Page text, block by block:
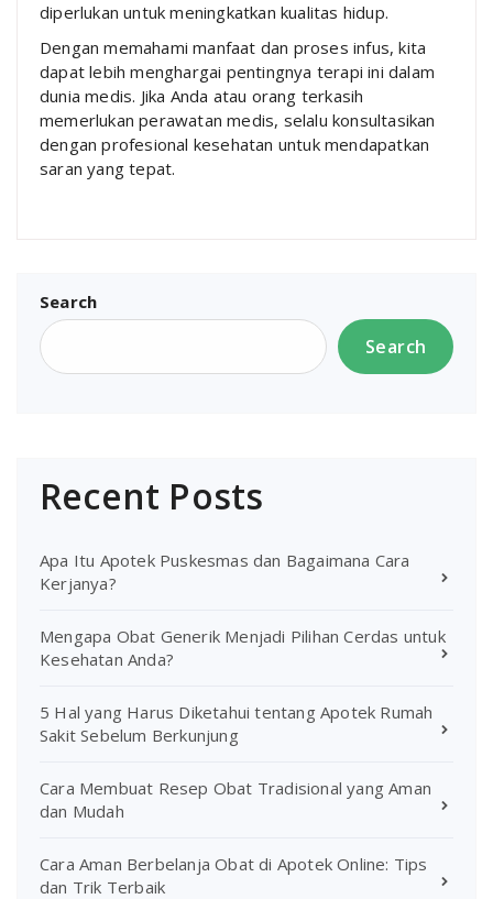
diperlukan untuk meningkatkan kualitas hidup.
Dengan memahami manfaat dan proses infus, kita
dapat lebih menghargai pentingnya terapi ini dalam
dunia medis. Jika Anda atau orang terkasih
memerlukan perawatan medis, selalu konsultasikan
dengan profesional kesehatan untuk mendapatkan
saran yang tepat.
Search
Search
Recent Posts
Apa Itu Apotek Puskesmas dan Bagaimana Cara
Kerjanya?
Mengapa Obat Generik Menjadi Pilihan Cerdas untuk
Kesehatan Anda?
5 Hal yang Harus Diketahui tentang Apotek Rumah
Sakit Sebelum Berkunjung
Cara Membuat Resep Obat Tradisional yang Aman
dan Mudah
Cara Aman Berbelanja Obat di Apotek Online: Tips
dan Trik Terbaik